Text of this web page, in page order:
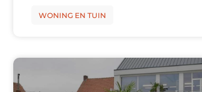
WONING EN TUIN